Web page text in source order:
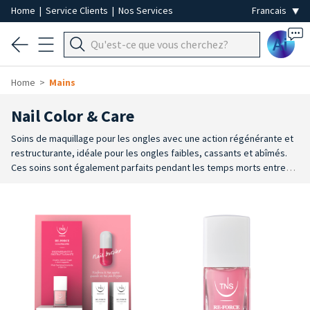
Home | Service Clients | Nos Services
Ai
Home Mains
Nail Color & Care
Soins de maquillage pour les ongles avec une action régénérante et
restructurante, idéale pour les ongles faibles, cassants et abîmés.
Ces soins sont également parfaits pendant les temps morts entre
d'ongles délicats, fragiles et abîmés.
ongles de la gamme Color Care peuvent être utilisés comme base
avant l'application du vernis à ongles ou comme traitement de
De haute qualité, polyvalents et à usages multiples, ils
s'adaptent aux besoins de soins spécifiques de tous les types
d'ongles. Soins et maquillages professionnels pour les ongles des